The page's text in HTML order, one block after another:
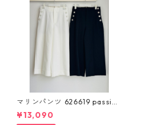
マリンパンツ 626619 passion
e
¥13,090